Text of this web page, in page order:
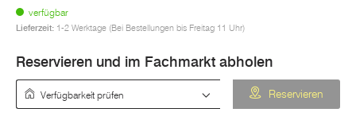
verfügbar
Lieferzeit: 1-2 Werktage (Bei Bestellungen bis Freitag 11 Uhr)
Reservieren und im Fachmarkt abholen
Reservieren